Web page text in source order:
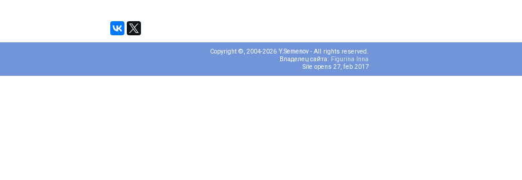
Copyright ©, 2004-2026 Y.Semenov - All rights reserved.
Владелец сайта: Figurina Inna
Site opens 27, feb 2017